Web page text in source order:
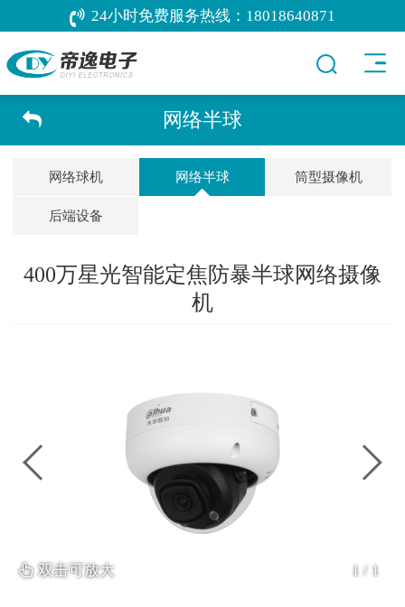
24小时免费服务热线： 18018640871
网络半球
网络球机 网络半球 筒型摄像机
后端设备
400万星光智能定焦防暴半球网络摄像
机
1 / 1
双击可放大